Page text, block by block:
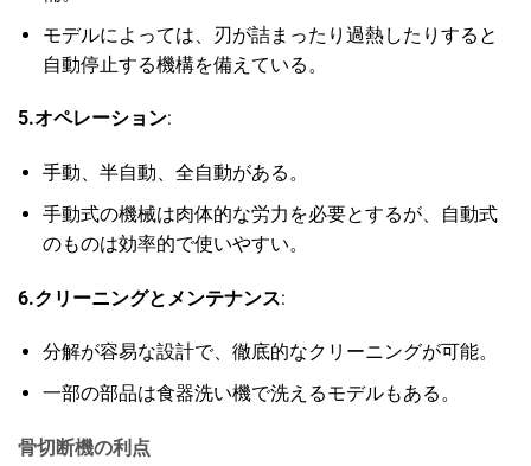
モデルによっては、刃が詰まったり過熱したりすると
自動停止する機構を備えている。
5.オペレーション:
手動、半自動、全自動がある。
手動式の機械は肉体的な労力を必要とするが、自動式
のものは効率的で使いやすい。
6.クリーニングとメンテナンス:
分解が容易な設計で、徹底的なクリーニングが可能。
一部の部品は食器洗い機で洗えるモデルもある。
骨切断機の利点